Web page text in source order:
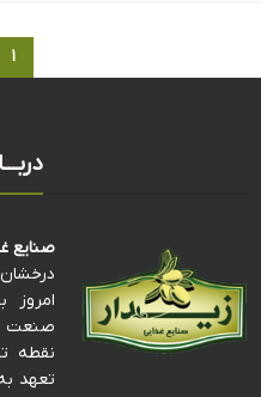
۱
صنایع
امروز
نقطه
تعهد